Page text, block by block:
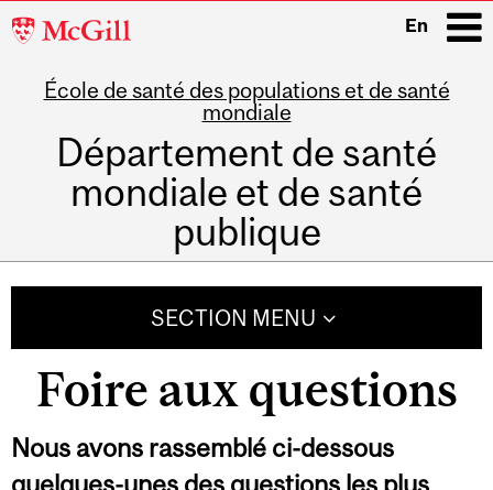
McGill
En
École de santé des populations et de santé
mondiale
Département de santé
mondiale et de santé
publique
SECTION MENU
Foire aux questions
Nous avons rassemblé ci-dessous